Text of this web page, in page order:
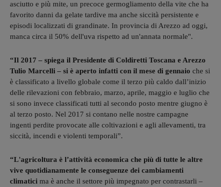
asciutto e più mite, un precoce germogliamento della vite che ha
favorito danni da gelate tardive ma anche siccità persistente e
episodi localizzati di grandinate. In provincia di Arezzo ad oggi,
manca circa il 50% dell'uva rispetto ad un'annata normale".
“Il 2017 – spiega il Presidente di Coldiretti Toscana e Arezzo
Tulio Marcelli – si è aperto infatti con il mese di gennaio che si
è classificato a livello globale come il terzo più caldo dall’inizio
delle rilevazioni con febbraio, marzo, aprile, maggio e luglio che
si sono invece classificati tutti al secondo posto mentre giugno è
al terzo posto. Nel 2017 si contano nelle nostre campagne
ingenti perdite provocate alle coltivazioni e agli allevamenti, tra
siccità, incendi e violenti temporali”.
“L'agricoltura è l’attività economica che più di tutte le altre
vive quotidianamente le conseguenze dei cambiamenti
climatici ma è anche il settore più impegnato per contrastarli –